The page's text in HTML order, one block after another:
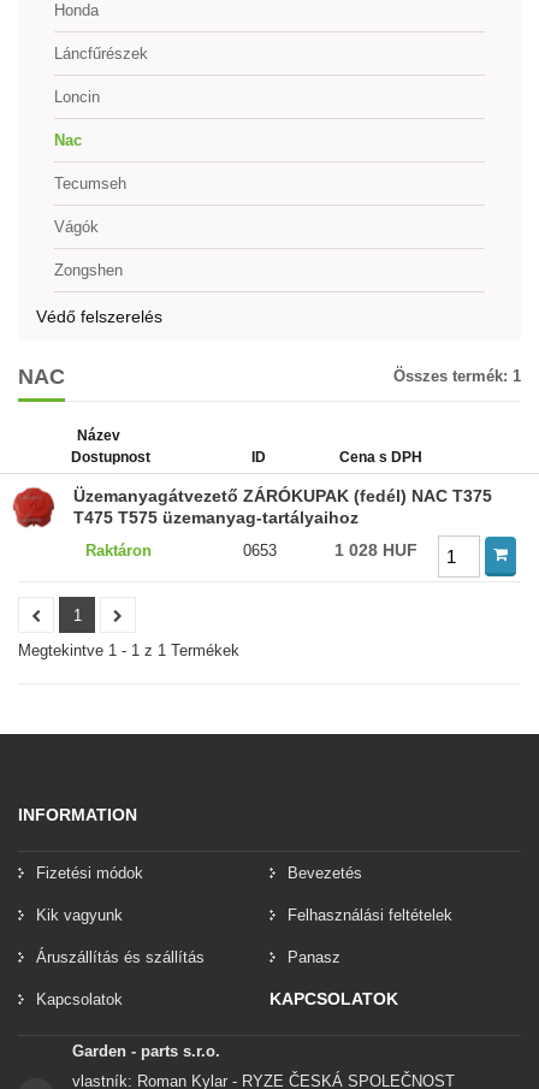
Honda
Láncfűrészek
Loncin
Nac
Tecumseh
Vágók
Zongshen
Védő felszerelés
NAC Összes termék: 1
Název
Dostupnost
ID Cena s DPH
Üzemanyagátvezető ZÁRÓKUPAK (fedél) NAC T375
T475 T575 üzemanyag-tartályaihoz
Raktáron 0653 1 028 HUF
1
Megtekintve 1 - 1 z 1 Termékek
INFORMATION
Fizetési módok Bevezetés
Kik vagyunk Felhasználási feltételek
Áruszállítás és szállítás Panasz
Kapcsolatok KAPCSOLATOK
Garden - parts s.r.o.
vlastník: Roman Kylar - RYZE ČESKÁ SPOLEČNOST